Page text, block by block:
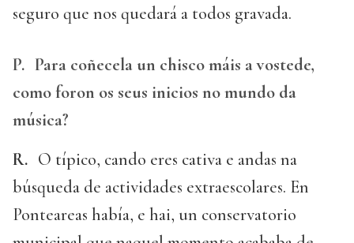
seguro que nos quedará a todos gravada.
P. Para coñecela un chisco máis a vostede,
como foron os seus inicios no mundo da
música?
R. O típico, cando eres cativa e andas na
búsqueda de actividades extraescolares. En
Ponteareas había, e hai, un conservatorio